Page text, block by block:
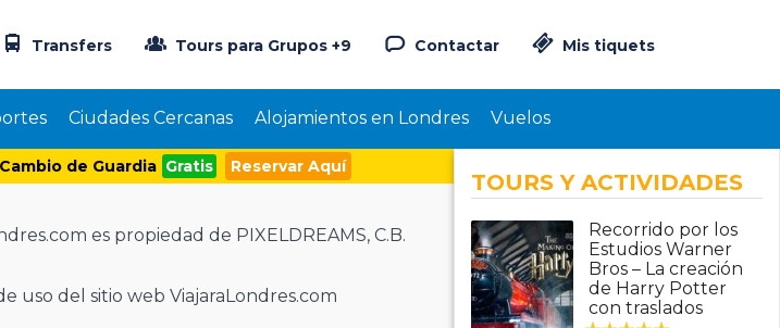
de Guardia Gratis Reservar Aquí
Mis tiquets
Contactar
Tours para Grupos +9
Transfers
Ciudades Cercanas Alojamientos en Londres Vuelos
es propiedad de PIXELDREAMS, C.B.
uso del sitio web ViajaraLondres.com
TOURS Y ACTIVIDADES
Recorrido por los
Estudios Warner
Bros – La creación
de Harry Potter
con traslados